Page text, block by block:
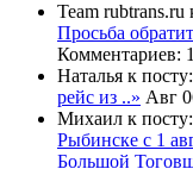
Team rubtrans.ru
Просьба
Комментариев:
Наталья к посту:
рейс из ..» Авг
Михаил к посту:
Рыбинске с 1
Большой